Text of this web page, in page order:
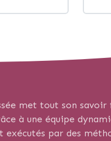
met tout son
à une équipe
exécutés par des